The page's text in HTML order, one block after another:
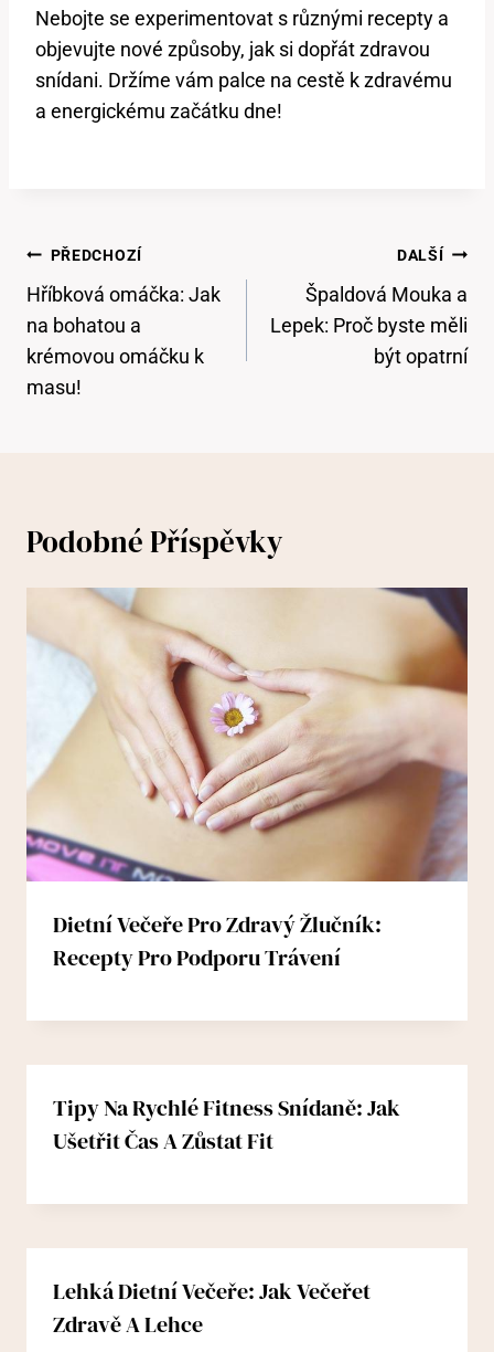
Nebojte se experimentovat s různými recepty a
objevujte nové způsoby, jak si dopřát zdravou
snídani. Držíme vám palce na cestě k zdravému
a energickému začátku dne!
Navigace
Pro
Příspěvek
PŘEDCHOZÍ
Hříbková omáčka: Jak
na bohatou a
krémovou omáčku k
masu!
DALŠÍ
Špaldová Mouka a
Lepek: Proč byste měli
být opatrní
Podobné Příspěvky
Dietní Večeře Pro Zdravý Žlučník:
Recepty Pro Podporu Trávení
Tipy Na Rychlé Fitness Snídaně: Jak
Ušetřit Čas A Zůstat Fit
Lehká Dietní Večeře: Jak Večeřet
Zdravě A Lehce